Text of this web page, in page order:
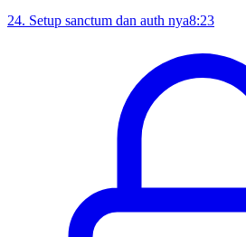
24. Setup sanctum dan auth nya8:23